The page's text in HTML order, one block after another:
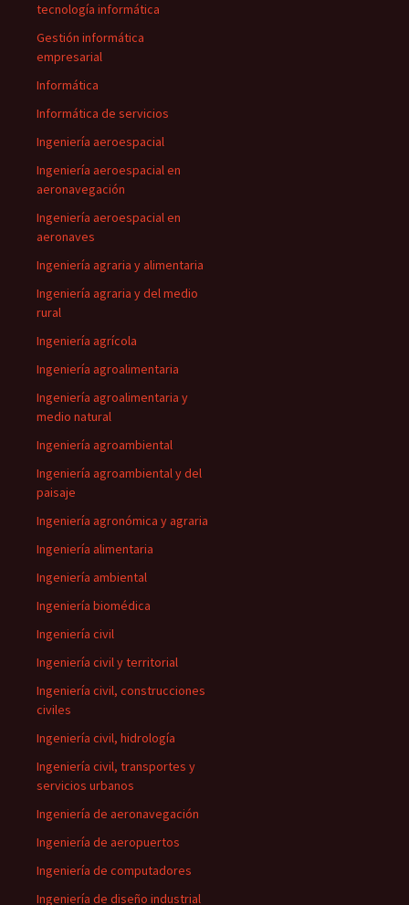
tecnología informática
Gestión informática
empresarial
Informática
Informática de servicios
Ingeniería aeroespacial
Ingeniería aeroespacial en
aeronavegación
Ingeniería aeroespacial en
aeronaves
Ingeniería agraria y alimentaria
Ingeniería agraria y del medio
rural
Ingeniería agrícola
Ingeniería agroalimentaria
Ingeniería agroalimentaria y
medio natural
Ingeniería agroambiental
Ingeniería agroambiental y del
paisaje
Ingeniería agronómica y agraria
Ingeniería alimentaria
Ingeniería ambiental
Ingeniería biomédica
Ingeniería civil
Ingeniería civil y territorial
Ingeniería civil, construcciones
civiles
Ingeniería civil, hidrología
Ingeniería civil, transportes y
servicios urbanos
Ingeniería de aeronavegación
Ingeniería de aeropuertos
Ingeniería de computadores
Ingeniería de diseño industrial